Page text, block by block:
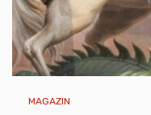
MAGAZIN